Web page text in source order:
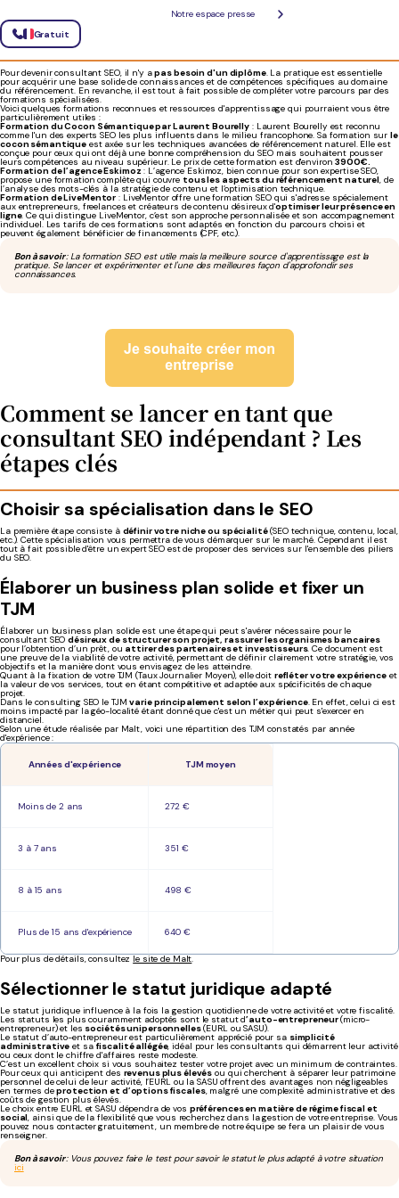
Notre espace presse
Gratuit
Quelles formations pour devenir
consultant SEO ?
Pour devenir consultant SEO, il n'y apas besoin d'un diplôme. La pratique est essentielle
pour acquérir une base solide de connaissances et de compétences spécifiques au domaine
du référencement. En revanche, il est tout à fait possible de compléter votre parcours par des
formations spécialisées.
Voici quelques formations reconnues et ressources d'apprentissage qui pourraient vous être
particulièrement utiles :
Formation du Cocon Sémantique par Laurent Bourelly : Laurent Bourelly est reconnu
comme l'un des experts SEO les plus influents dans le milieu francophone. Sa formation surle
cocon sémantique est axée sur les techniques avancées de référencement naturel. Elle est
conçue pour ceux qui ont déjà une bonne compréhension du SEO mais souhaitent pousser
leurs compétences au niveau supérieur. Le prix de cette formation est d'environ3900€.
Formation de l’agence Eskimoz : L’agence Eskimoz, bien connue pour son expertise SEO,
propose une formation complète qui couvre tous les aspects du référencement naturel, de
l’analyse des mots-clés à la stratégie de contenu et l’optimisation technique.
Formation de LiveMentor : LiveMentor offre une formation SEO qui s'adresse spécialement
aux entrepreneurs, freelances et créateurs de contenu désireux d'optimiser leur présence en
ligne. Ce qui distingue LiveMentor, c’est son approche personnalisée et son accompagnement
individuel. Les tarifs de ces formations sont adaptés en fonction du parcours choisi et
peuvent également bénéficier de financements (CPF, etc.).
Bon à savoir: La formation SEO est utile mais la meilleure source d'apprentissage est la
pratique. Se lancer et expérimenter et l'une des meilleures façon d'approfondir ses
connaissances.
Comment se lancer en tant que
consultant SEO indépendant ? Les
étapes clés
Choisir sa spécialisation dans le SEO
La première étape consiste à définir votre niche ou spécialité(SEO technique, contenu, local,
etc.). Cette spécialisation vous permettra de vous démarquer sur le marché. Cependant il est
tout à fait possible d'être un expert SEO est de proposer des services sur l'ensemble des piliers
du SEO.
Élaborer un business plan solide et fixer un
TJM
Élaborer un business plan solide est une étape qui peut s'avérer nécessaire pour le
consultant SEOdésireux de structurer son projet, rassurer les organismes bancaires
pour l’obtention d’un prêt, ou attirer des partenaires et investisseurs. Ce document est
une preuve de la viabilité de votre activité, permettant de définir clairement votre stratégie, vos
objectifs et la manière dont vous envisagez de les atteindre.
Quant à la fixation de votre TJM (Taux Journalier Moyen), elle doit refléter votre expérienceet
la valeur de vos services, tout en étant compétitive et adaptée aux spécificités de chaque
projet.
Dans le consulting SEO le TJMvarie principalement selon l’expérience. En effet, celui ci est
moins impacté par la géo-localité étant donné que c'est un métier qui peut s'exercer en
distanciel.
Selon une étude réalisée par Malt, voici une répartition des TJM constatés par année
d'expérience :
Années d'expérience TJM moyen
Moins de 2 ans 272 €
3 à 7 ans 351 €
8 à 15 ans 498 €
Plus de 15 ans d'expérience 640 €
Pour plus de détails, consultez le site de Malt.
Sélectionner le statut juridique adapté
Le statut juridique influence à la fois la gestion quotidienne de votre activité et votre fiscalité.
Les statuts les plus couramment adoptés sont le statut d’auto-entrepreneur(micro-
entrepreneur) et les sociétés unipersonnelles(EURL ou SASU).
Le statut d’auto-entrepreneur est particulièrement apprécié pour sa simplicité
administrative et sa fiscalité allégée, idéal pour les consultants qui démarrent leur activité
ou ceux dont le chiffre d'affaires reste modeste.
C’est un excellent choix si vous souhaitez tester votre projet avec un minimum de contraintes.
Pour ceux qui anticipent des revenus plus élevés ou qui cherchent à séparer leur patrimoine
personnel de celui de leur activité, l’EURL ou la SASU offrent des avantages non négligeables
en termes deprotection et d’options fiscales, malgré une complexité administrative et des
coûts de gestion plus élevés.
Le choix entre EURL et SASU dépendra de vos préférences en matière de régime fiscal et
social, ainsi que de la flexibilité que vous recherchez dans la gestion de votre entreprise. Vous
pouvez nous contacter gratuitement, un membre de notre équipe se fera un plaisir de vous
renseigner.
Bon à savoir: Vous pouvez faire le test pour savoir le statut le plus adapté à votre situation
ici